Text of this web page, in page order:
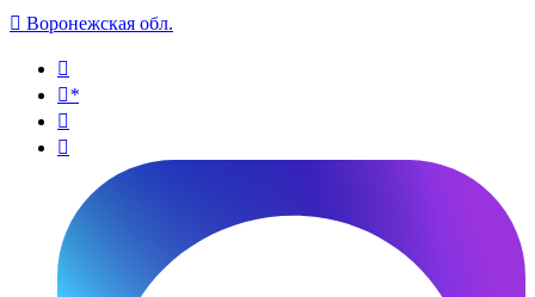
 Воронежская обл.

*

